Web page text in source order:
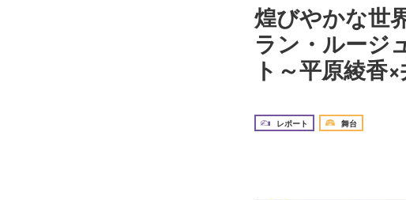
煌びやかな世
ラン・ルージ
ト～平原綾香
レポート 舞台